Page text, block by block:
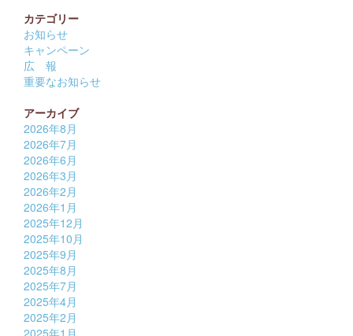
カテゴリー
お知らせ
キャンペーン
広 報
重要なお知らせ
アーカイブ
2026年8月
2026年7月
2026年6月
2026年3月
2026年2月
2026年1月
2025年12月
2025年10月
2025年9月
2025年8月
2025年7月
2025年4月
2025年2月
2025年1月